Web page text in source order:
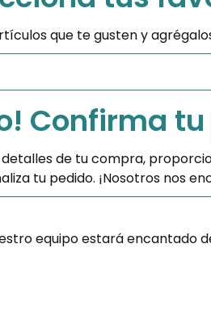
que te gusten y
Confirma
detalles de tu compra,
tu pedido. ¡Nosotros nos
equipo estará encantado